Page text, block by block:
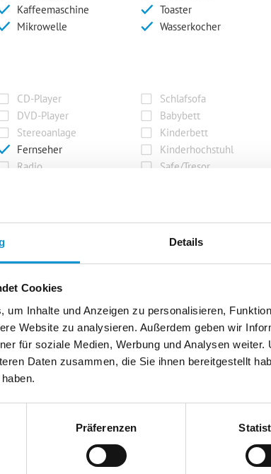
Details
Cookies
um Inhalte und Anzeigen zu personalisieren,
Website zu analysieren. Außerdem geben wir
für soziale Medien, Werbung und Analysen
Daten zusammen, die Sie ihnen bereitgestellt
Präferenzen
Kaffeemaschine
Toaster
Mikrowelle Wasserkocher
CD-Player
Schlafsofa
DVD-Player
Babybett
Stereoanlage
Kinderbett
Fernseher
Kinderhochstuhl
Radio Safe/Tresor
Grill
Kinderspielplatz
Abstellraum
Geschirrtücher inkl.